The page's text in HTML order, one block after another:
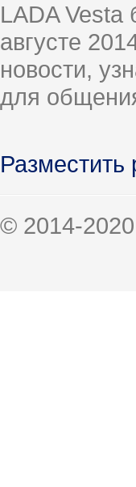
LADA Vesta
августе
новости,
для
Разместить
© 2014-